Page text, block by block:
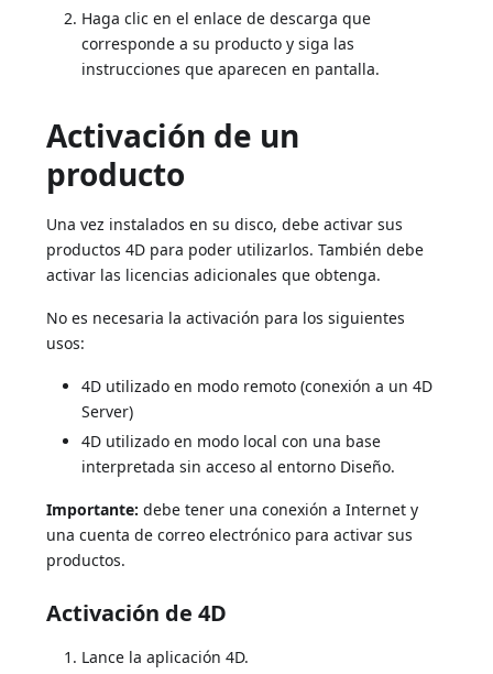
Haga clic en el enlace de descarga que
corresponde a su producto y siga las
instrucciones que aparecen en pantalla.
Activación de un
producto
Una vez instalados en su disco, debe activar sus
productos 4D para poder utilizarlos. También debe
activar las licencias adicionales que obtenga.
No es necesaria la activación para los siguientes
usos:
4D utilizado en modo remoto (conexión a un 4D
Server)
4D utilizado en modo local con una base
interpretada sin acceso al entorno Diseño.
Importante: debe tener una conexión a Internet y
una cuenta de correo electrónico para activar sus
productos.
Activación de 4D
Lance la aplicación 4D.